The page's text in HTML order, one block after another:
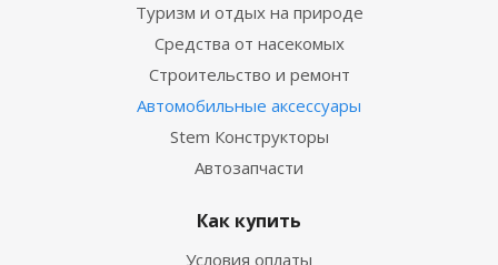
Туризм и отдых на природе
Средства от насекомых
Строительство и ремонт
Автомобильные аксессуары
Stem Конструкторы
Автозапчасти
Как купить
Условия оплаты